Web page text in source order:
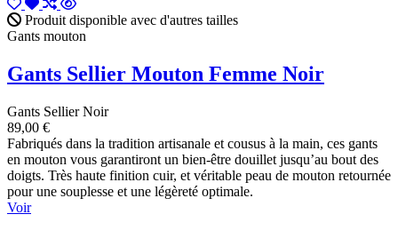
Produit disponible avec d'autres tailles
Gants mouton
Gants Sellier Mouton Femme Noir
Gants Sellier Noir
89,00 €
Fabriqués dans la tradition artisanale et cousus à la main, ces gants
en mouton vous garantiront un bien-être douillet jusqu’au bout des
doigts. Très haute finition cuir, et véritable peau de mouton retournée
pour une souplesse et une légèreté optimale.
Voir